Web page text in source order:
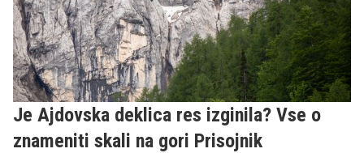
Je Ajdovska deklica res izginila? Vse o
znameniti skali na gori Prisojnik